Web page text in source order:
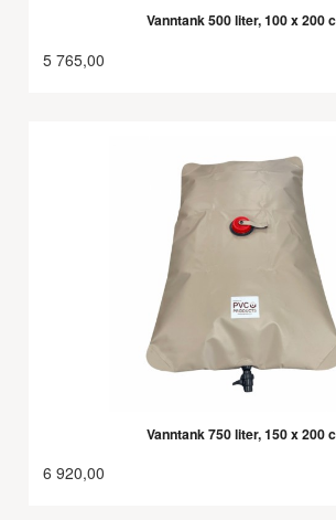
Vanntank 500 liter, 100 x 200
5 765,00
Vanntank 750 liter, 150 x 200
6 920,00